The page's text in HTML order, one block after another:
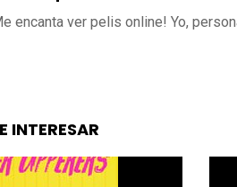
encanta ver pelis online! Yo,
INTERESAR